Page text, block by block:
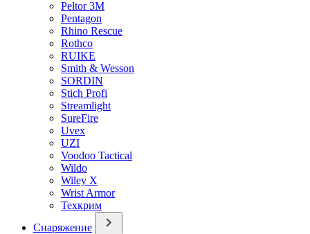
Peltor 3M
Pentagon
Rhino Rescue
Rothco
RUIKE
Smith & Wesson
SORDIN
Stich Profi
Streamlight
SureFire
Uvex
UZI
Voodoo Tactical
Wildo
Wiley X
Wrist Armor
Техкрим
Снаряжение